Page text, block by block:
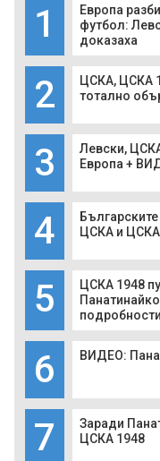
1
Европа
футбол:
доказаха
2
ЦСКА, ЦСКА
тотално
3
Левски,
Европа +
4
ЦСКА и ЦСКА
5
ЦСКА 1948
подробности
6 ВИДЕО:
7
Заради
ЦСКА 1948